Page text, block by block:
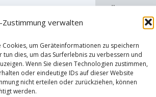
Zustimmung verwalten
um Geräteinformationen zu speichern
dies, um das Surferlebnis zu verbessern und
Wenn Sie diesen Technologien zustimmen,
oder eindeutige IDs auf dieser Website
nicht erteilen oder zurückziehen, können
werden.
NÄCHSTE
Bomb“